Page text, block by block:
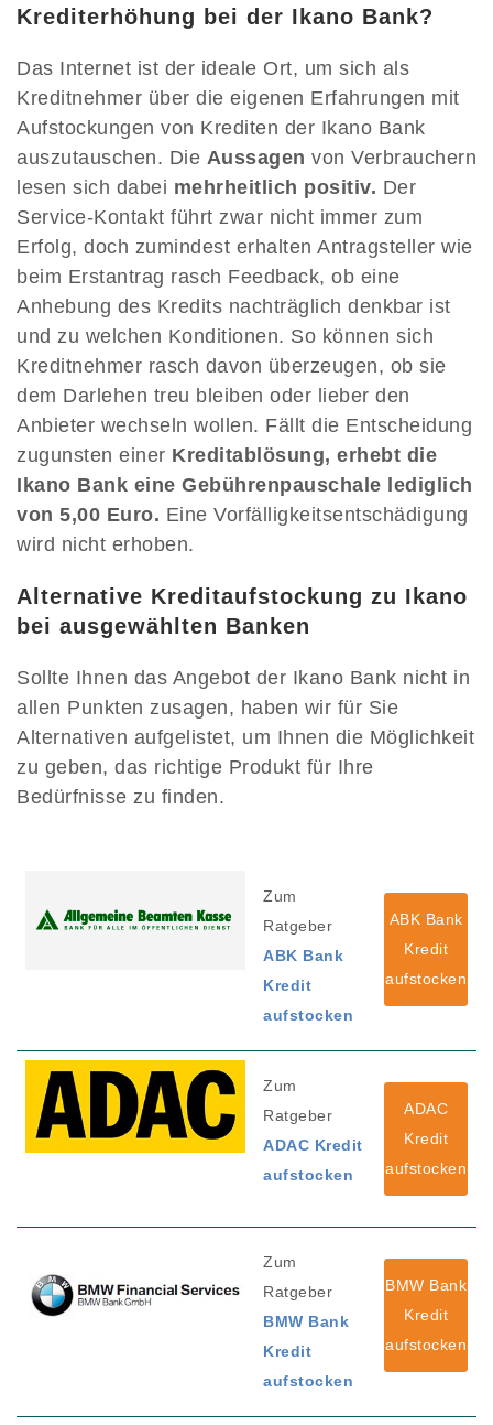
Krediterhöhung bei der Ikano Bank?
Das Internet ist der ideale Ort, um sich als
Kreditnehmer über die eigenen Erfahrungen mit
Aufstockungen von Krediten der Ikano Bank
auszutauschen. Die Aussagen von Verbrauchern
lesen sich dabei mehrheitlich positiv. Der
Service-Kontakt führt zwar nicht immer zum
Erfolg, doch zumindest erhalten Antragsteller wie
beim Erstantrag rasch Feedback, ob eine
Anhebung des Kredits nachträglich denkbar ist
und zu welchen Konditionen. So können sich
Kreditnehmer rasch davon überzeugen, ob sie
dem Darlehen treu bleiben oder lieber den
Anbieter wechseln wollen. Fällt die Entscheidung
zugunsten einer Kreditablösung, erhebt die
Ikano Bank eine Gebührenpauschale lediglich
von 5,00 Euro. Eine Vorfälligkeitsentschädigung
wird nicht erhoben.
Alternative Kreditaufstockung zu Ikano
bei ausgewählten Banken
Sollte Ihnen das Angebot der Ikano Bank nicht in
allen Punkten zusagen, haben wir für Sie
Alternativen aufgelistet, um Ihnen die Möglichkeit
zu geben, das richtige Produkt für Ihre
Bedürfnisse zu finden.
Zum
Ratgeber
ABK Bank
Kredit
aufstocken
ABK Bank
Kredit
aufstocken
Zum
Ratgeber
ADAC Kredit
aufstocken
ADAC
Kredit
aufstocken
Zum
Ratgeber
BMW Bank
Kredit
aufstocken
BMW Bank
Kredit
aufstocken